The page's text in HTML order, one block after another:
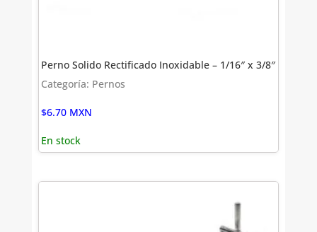
Perno Solido Rectificado Inoxidable – 1/16″ x 3/8″
Categoría: Pernos
$6.70 MXN
En stock